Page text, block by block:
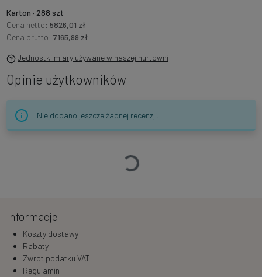
Karton · 288 szt
Cena netto: 5826,01 zł
Cena brutto: 7165,99 zł
Jednostki miary używane w naszej hurtowni
Opinie użytkowników
Nie dodano jeszcze żadnej recenzji.
Ładowanie…
Informacje
Koszty dostawy
Rabaty
Zwrot podatku VAT
Regulamin